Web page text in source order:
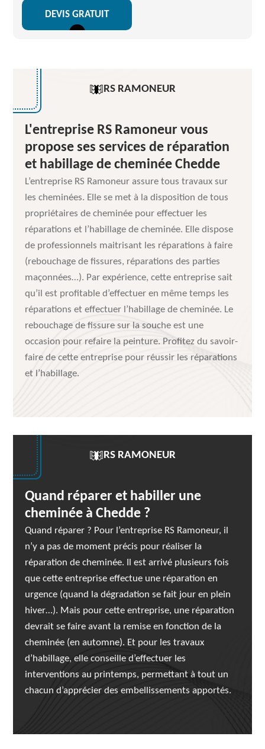
DEVIS GRATUIT
RS RAMONEUR
L'entreprise RS Ramoneur vous
propose ses services de réparation
et habillage de cheminée Chedde
L’entreprise RS Ramoneur assure tous travaux sur
les cheminées. Elle se met à la disposition de tous
propriétaires de cheminée pour effectuer les
réparations et l’habillage de cheminée. Elle dispose
de professionnels maitrisant les réparations à faire
(rebouchage de fissures, réparations des parties
maçonnées…). Par expérience, cette entreprise sait
qu’il est profitable d’effectuer en même temps les
réparations et effectuer l’habillage de cheminée. Le
rebouchage de fissure sur la souche est une
occasion pour refaire la peinture. Profitez du savoir-
faire de cette entreprise pour réussir les réparations
et l’habillage.
RS RAMONEUR
Quand réparer et habiller une
cheminée à Chedde ?
Quand réparer ? Pour l’entreprise RS Ramoneur, il
n’y a pas de moment précis pour réaliser la
réparation de cheminée. Il est arrivé plusieurs fois
que cette entreprise effectue une réparation en
urgence (quand la dégradation se fait jour en plein
hiver…). Mais pour cette entreprise, une réparation
devrait se faire avant la remise en fonction de la
cheminée (en automne). Et pour les travaux
d’habillage, elle conseille d’effectuer les
interventions au printemps, permettant à tout un
chacun d’apprécier des embellissements apportés.